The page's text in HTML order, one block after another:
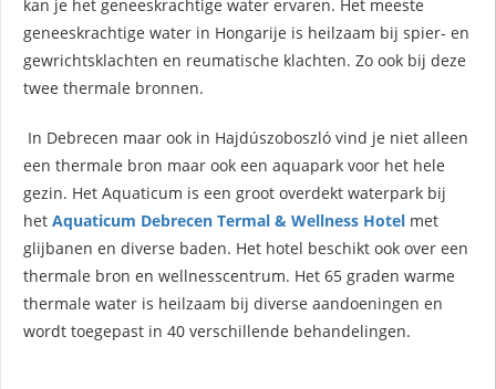
kan je het geneeskrachtige water ervaren. Het meeste
geneeskrachtige water in Hongarije is heilzaam bij spier- en
gewrichtsklachten en reumatische klachten. Zo ook bij deze
twee thermale bronnen.
In Debrecen maar ook in Hajdúszoboszló vind je niet alleen
een thermale bron maar ook een aquapark voor het hele
gezin. Het Aquaticum is een groot overdekt waterpark bij
het Aquaticum Debrecen Termal & Wellness Hotel met
glijbanen en diverse baden. Het hotel beschikt ook over een
thermale bron en wellnesscentrum. Het 65 graden warme
thermale water is heilzaam bij diverse aandoeningen en
wordt toegepast in 40 verschillende behandelingen.